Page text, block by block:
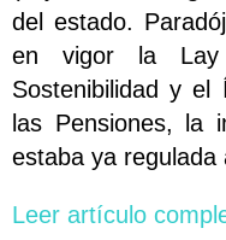
del estado.
en vigor la Lay
Sostenibilidad y el
las Pensiones, la
estaba ya regulada
Leer artículo